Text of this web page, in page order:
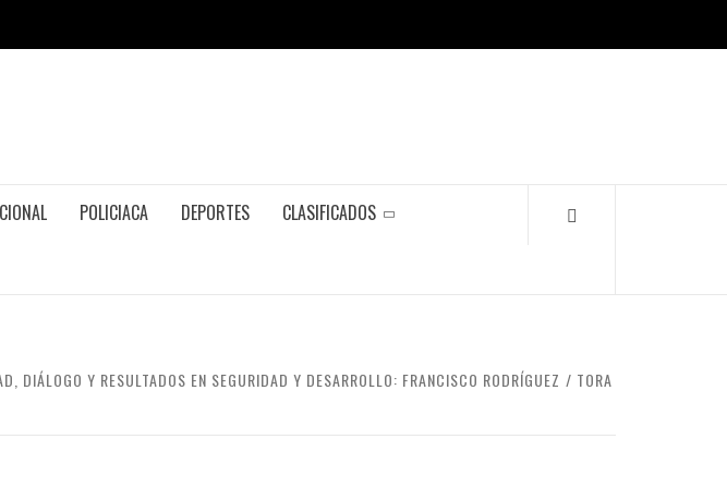
POLICIACA DEPORTES CLASIFICADOS
DIÁLOGO Y RESULTADOS EN SEGURIDAD Y DESARROLLO: FRANCISCO RODRÍGUEZ
TORA